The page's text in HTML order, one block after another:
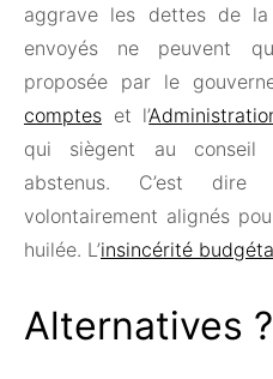
aggrave les dettes de la
envoyés ne peuvent
proposée par le
comptes et l’
qui siègent au conseil
abstenus. C’est
volontairement alignés
huilée. L’insincérité
Alternatives ?